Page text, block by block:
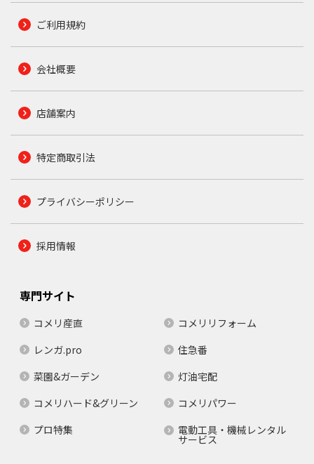
ご利用規約
会社概要
店舗案内
特定商取引法
プライバシーポリシー
採用情報
専門サイト
コメリ産直
コメリリフォーム
レンガ.pro
住急番
菜園&ガーデン
灯油宅配
コメリハード&グリーン
コメリパワー
プロ特集
電動工具・機械レンタル
サービス